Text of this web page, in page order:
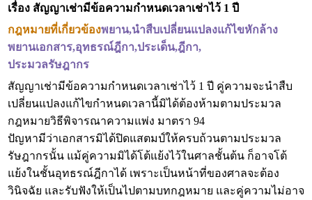
เรื่อง สัญญาเช่ามีข้อความกำหนดเวลาเช่าไว้ 1 ป
กฎหมายที่เกี่ยวข้องพยาน,นำสืบเปลี่ยนแปลงแก้ไขหักล้าง
พยานเอกสาร,อุทธรณ์ฎีกา,ประเด็น,ฎีกา,
ประมวลรัษฎากร
สัญญาเช่ามีข้อความกำหนดเวลาเช่าไว้ 1 ปี คู่ความจะนำสืบ
เปลี่ยนแปลงแก้ไขกำหนดเวลานี้มิได้ต้องห้ามตามประมวล
กฎหมายวิธีพิจารณาความแพ่ง มาตรา 94
ปัญหามีว่าเอกสารมิได้ปิดแสตมป์ให้ครบถ้วนตามประมวล
รัษฎากรนั้น แม้คู่ความมิได้โต้แย้งไว้ในศาลชั้นต้น ก็อาจโต้
แย้งในชั้นอุทธรณ์ฎีกาได้ เพราะเป็นหน้าที่ของศาลจะต้อง
วินิจฉัย และรับฟังให้เป็นไปตามบทกฎหมาย และคู่ความไม่อาจ